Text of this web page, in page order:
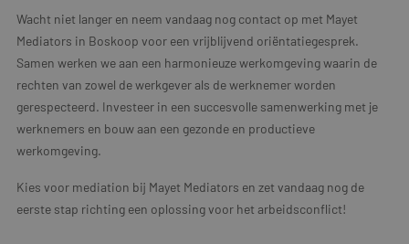
Wacht niet langer en neem vandaag nog contact op met Mayet
Mediators in Boskoop voor een vrijblijvend oriëntatiegesprek.
Samen werken we aan een harmonieuze werkomgeving waarin de
rechten van zowel de werkgever als de werknemer worden
gerespecteerd. Investeer in een succesvolle samenwerking met je
werknemers en bouw aan een gezonde en productieve
werkomgeving.
Kies voor mediation bij Mayet Mediators en zet vandaag nog de
eerste stap richting een oplossing voor het arbeidsconflict!